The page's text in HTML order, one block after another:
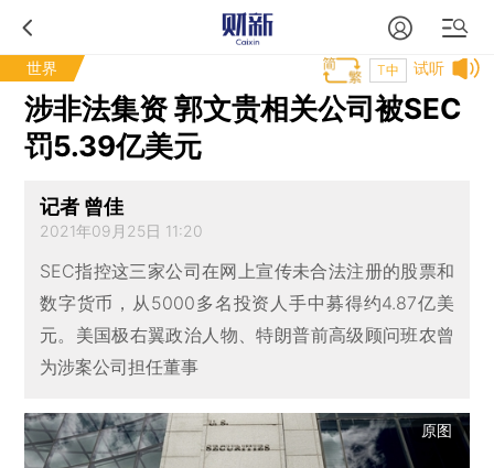
世界 试听
T中
涉非法集资 郭文贵相关公司被SEC
罚5.39亿美元
记者 曾佳
2021年09月25日 11:20
SEC指控这三家公司在网上宣传未合法注册的股票和
数字货币，从5000多名投资人手中募得约4.87亿美
元。美国极右翼政治人物、特朗普前高级顾问班农曾
为涉案公司担任董事
原图